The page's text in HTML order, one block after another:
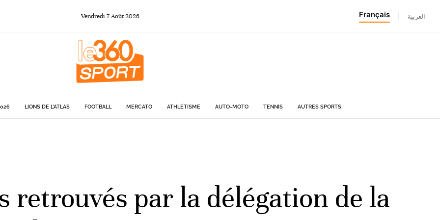
Vendredi 7Août 2026 Français العربية
LIONS DE L'ATLAS FOOTBALL MERCATO ATHLÉTISME AUTO-MOTO TENNIS AUTRES SPORTS
retrouvés par la délégation de la